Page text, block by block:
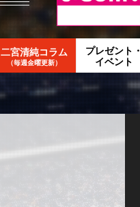
二宮清純コラム
（毎週金曜更新）
プレゼント・
イベント